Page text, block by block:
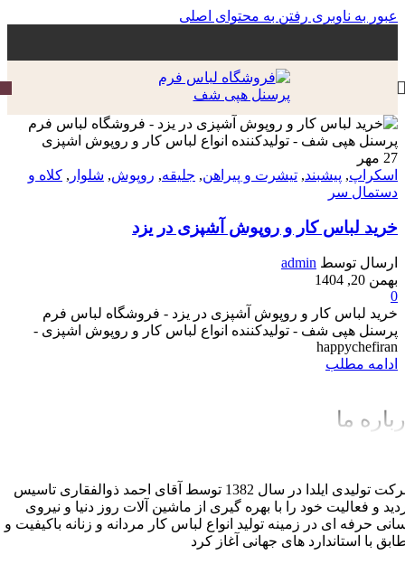
عبور به ناوبری رفتن به محتوای اصلی
27 مه‍ر
اسکراپ, پیشبند, تیشرت و پیراهن, جلیقه, روپوش, شلوار , کلاه و
دستمال سر
خرید لباس کار و روپوش آشپزی در یزد
ارسال توسط admin
بهمن 20, 1404
0
خرید لباس کار و روپوش آشپزی در یزد - فروشگاه لباس فرم
پرسنل هپی شف - تولیدکننده انواع لباس کار و روپوش اشپزی -
happychefiran
ادامه مطلب
ما
شرکت تولیدی ایلدا در سال 1382 توسط آقای احمد ذوالفقاری تاسیس
و فعالیت خود را با بهره گیری از ماشین آلات روز دنیا و نیروی
حرفه ای در زمینه تولید انواع لباس کار مردانه و زنانه باکیفیت و
با استاندارد های جهانی آغاز کرد